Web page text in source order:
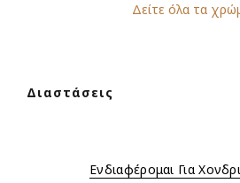
Δείτε όλα τα
Διαστάσεις
Ενδιαφέρομαι Για